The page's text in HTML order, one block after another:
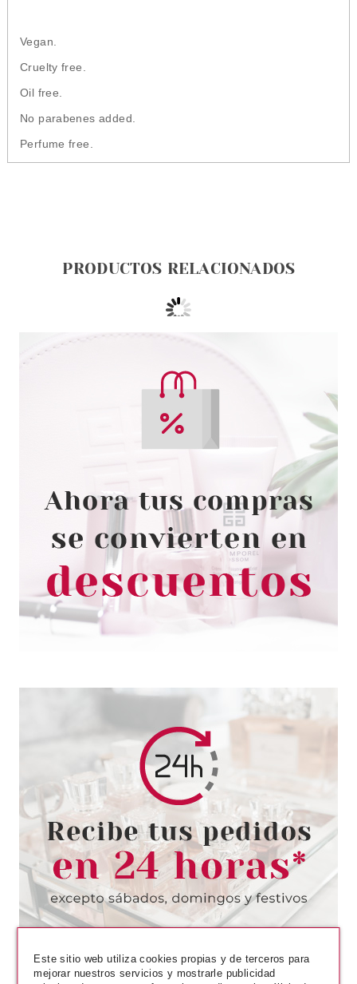
Vegan.
Cruelty free.
Oil free.
No parabenes added.
Perfume free.
PRODUCTOS RELACIONADOS
CATRICE
CATRICE GEL AFFAIR ESMALTE
DE UÑAS 011 I AP PEACH IATE
YOU
Pvr 2.99€
-14%
desde
2.58€
CATRICE
CATRICE BRAVE METALLICS
ESMALTE UÑAS 01 STARRY
NIGHTS
Pvr 3.99€
-17%
desde
3.30€
Este sitio web utiliza cookies propias y de terceros para
mejorar nuestros servicios y mostrarle publicidad